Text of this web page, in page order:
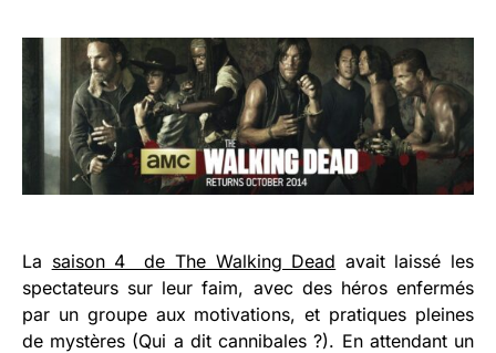
La saison 4 de The Walking Dead avait laissé les
spectateurs sur leur faim, avec des héros enfermés
par un groupe aux motivations, et pratiques pleines
de mystères (Qui a dit cannibales ?). En attendant un